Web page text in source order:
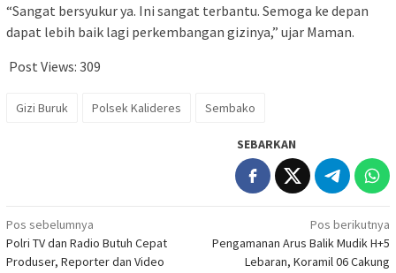
“Sangat bersyukur ya. Ini sangat terbantu. Semoga ke depan
dapat lebih baik lagi perkembangan gizinya,” ujar Maman.
Post Views: 309
Gizi Buruk Polsek Kalideres Sembako
SEBARKAN
Navigasi
pos
Pos sebelumnya
Polri TV dan Radio Butuh Cepat
Produser, Reporter dan Video
Pos berikutnya
Pengamanan Arus Balik Mudik H+5
Lebaran, Koramil 06 Cakung